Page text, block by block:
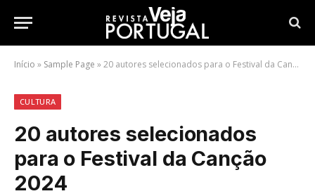
Início » Sample Page »20 autores selecionados para o Festival da Canção 2024
CULTURA
20 autores selecionados
para o Festival da Canção
2024